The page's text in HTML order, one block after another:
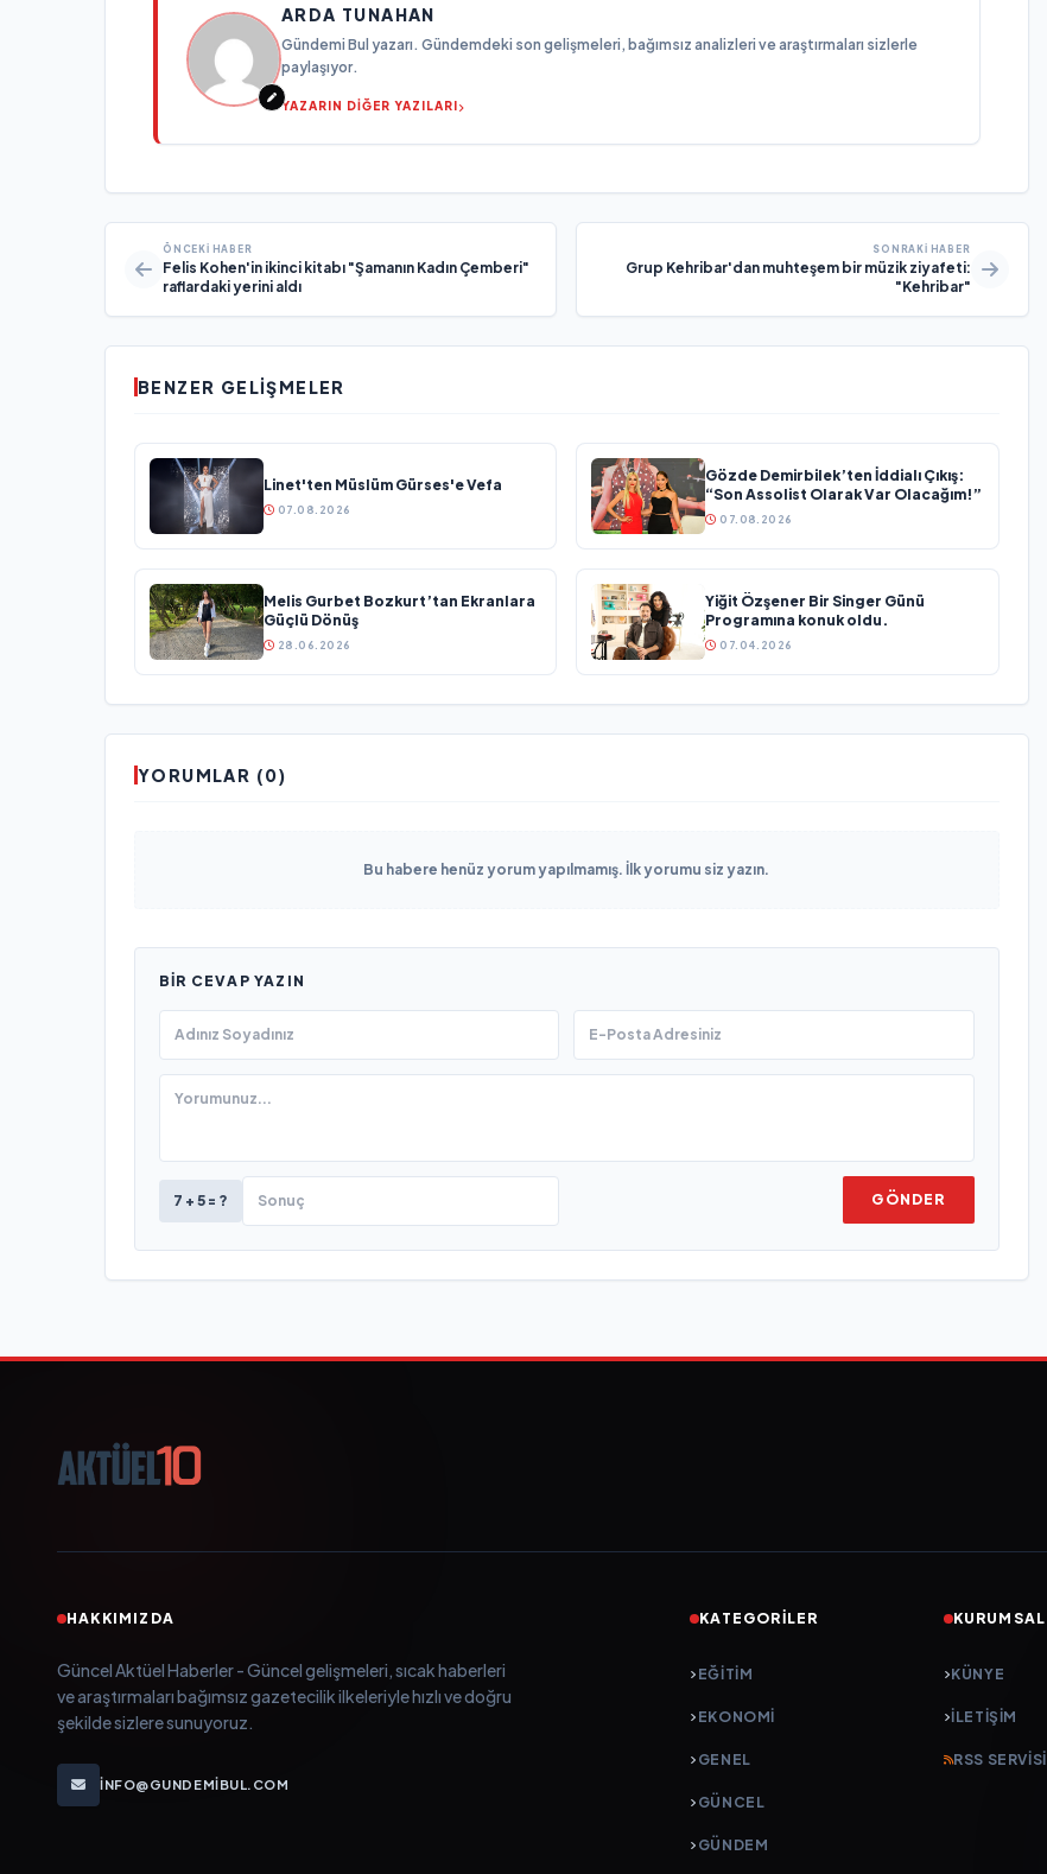
ARDA TUNAHAN
Gündemi Bul yazarı. Gündemdeki son gelişmeleri, bağımsız analizleri ve araştırmaları sizlerle
paylaşıyor.
YAZARIN DİĞER YAZILARI
ÖNCEKI HABER
Felis Kohen'in ikinci kitabı "Şamanın Kadın Çemberi"
raflardaki yerini aldı
SONRAKI HABER
Grup Kehribar'dan muhteşem bir müzik ziyafeti:
"Kehribar"
BENZER GELIŞMELER
Linet'ten Müslüm Gürses'e Vefa
07.08.2026
Gözde Demirbilek’ten İddialı Çıkış:
“Son Assolist Olarak Var Olacağım!”
07.08.2026
Melis Gurbet Bozkurt’tan Ekranlara
Güçlü Dönüş
28.06.2026
Yiğit Özşener Bir Singer Günü
Programına konuk oldu.
07.04.2026
YORUMLAR (0)
Bu habere henüz yorum yapılmamış. İlk yorumu siz yazın.
BIR CEVAP YAZIN
7 + 5 = ? GÖNDER
HAKKIMIZDA
Güncel Aktüel Haberler - Güncel gelişmeleri, sıcak haberleri
ve araştırmaları bağımsız gazetecilik ilkeleriyle hızlı ve doğru
şekilde sizlere sunuyoruz.
INFO@GUNDEMIBUL.COM
KATEGORILER
EĞITIM
EKONOMI
GENEL
GÜNCEL
GÜNDEM
KURUMSAL
KÜNYE
İLETIŞIM
RSS SERVISI